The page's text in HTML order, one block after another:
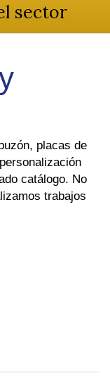
sector
placas de
catálogo. No
trabajos